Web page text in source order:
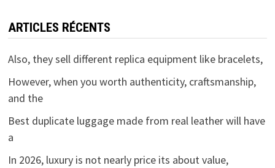
ARTICLES RÉCENTS
Also, they sell different replica equipment like bracelets,
However, when you worth authenticity, craftsmanship,
and the
Best duplicate luggage made from real leather will have
a
In 2026, luxury is not nearly price its about value,